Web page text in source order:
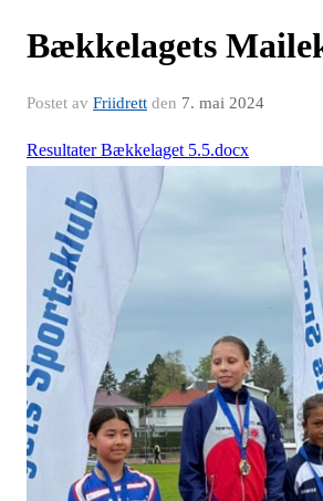
Bækkelagets
Postet av Friidrett den 7. mai 2024
Resultater Bækkelaget 5.5.docx